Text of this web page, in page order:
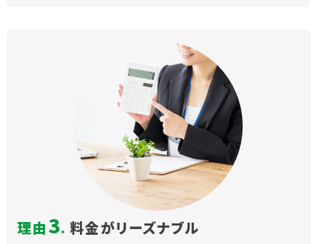
理由3. 料金がリーズナブル